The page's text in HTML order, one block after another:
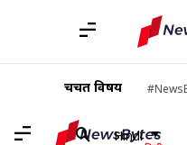
चर्चित विषय
Hindi